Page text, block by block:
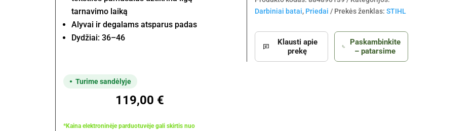
tarnavimo laiką
Alyvai ir degalams atsparus padas
Dydžiai: 36–46
Turime sandėlyje
119,00 €
*Kaina elektroninėje parduotuvėje gali skirtis nuo
Darbiniai batai, Priedai Prekės ženklas: STIHL
Klausti apie
prekę
Paskambinkite
– patarsime